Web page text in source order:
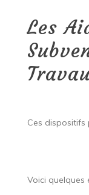
Les
Ces dispositifs
Voici quelques